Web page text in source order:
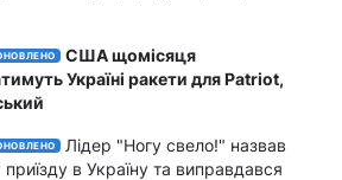
США щомісяця
Україні ракети для Patriot,
Лідер "Ногу свело!" назвав
в Україну та виправдався